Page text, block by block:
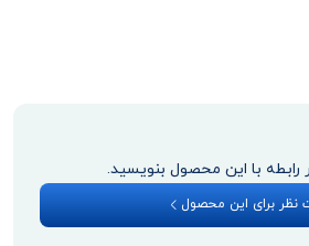
ایده‌آل گستر قابل ارائه می‌باشد.
اطراف شما در کاهش فرکانس‌ها کمک کرده و
رابطه با این محصول بنویسید.
نظر برای این محصول